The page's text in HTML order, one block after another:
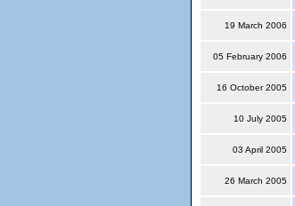
19 March 2006
05 February 2006
16 October 2005
10 July 2005
03 April 2005
26 March 2005